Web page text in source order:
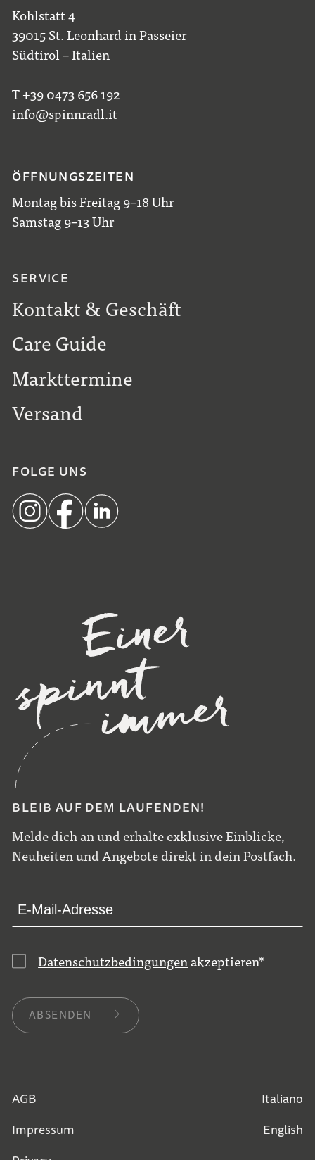
BLEIB AUF DEM LAUFENDEN!
Melde dich an und erhalte exklusive Einblicke,
Neuheiten und Angebote direkt in dein Postfach.
Datenschutzbedingungen akzeptieren*
ABSENDEN
Kohlstatt 4
39015 St. Leonhard in Passeier
Südtirol – Italien
T +39 0473 656 192
info@spinnradl.it
ÖFFNUNGSZEITEN
Montag bis Freitag 9–18 Uhr
Samstag 9–13 Uhr
SERVICE
Kontakt & Geschäft
Care Guide
Markttermine
Versand
FOLGE UNS
AGB
Impressum
Italiano
English